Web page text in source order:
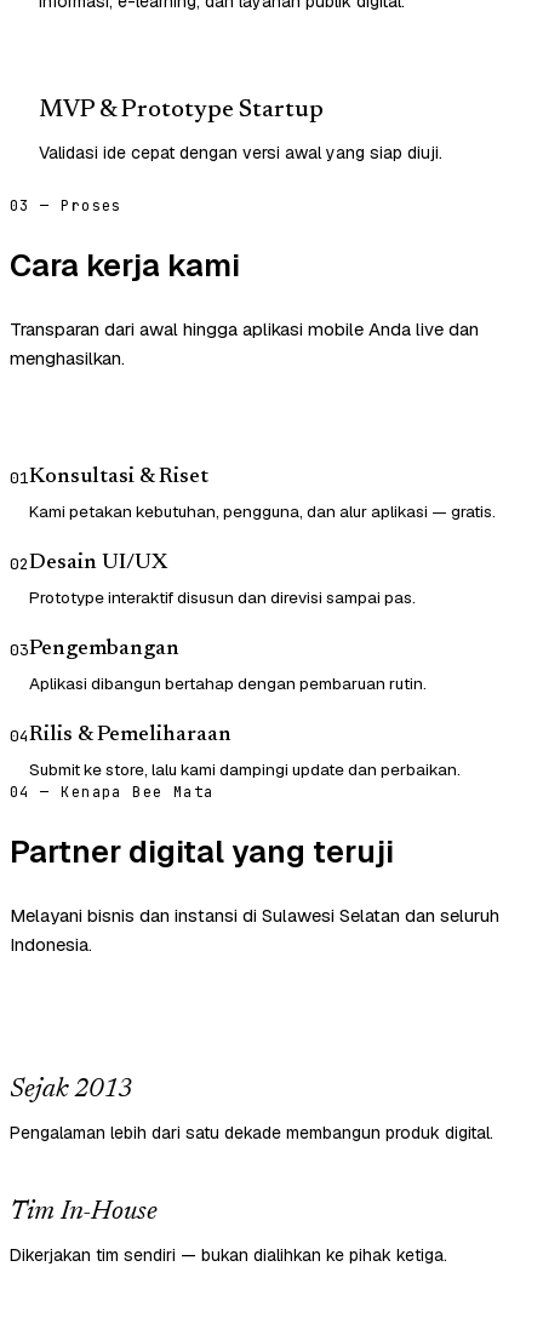
MVP & Prototype Startup
Validasi ide cepat dengan versi awal yang siap diuji.
03 — Proses
Cara kerja kami
Transparan dari awal hingga aplikasi mobile Anda live dan
menghasilkan.
01Konsultasi & Riset
Kami petakan kebutuhan, pengguna, dan alur aplikasi — gratis.
02Desain UI/UX
Prototype interaktif disusun dan direvisi sampai pas.
03Pengembangan
Aplikasi dibangun bertahap dengan pembaruan rutin.
04Rilis & Pemeliharaan
Submit ke store, lalu kami dampingi update dan perbaikan.
04 — Kenapa Bee Mata
Partner digital yang teruji
Melayani bisnis dan instansi di Sulawesi Selatan dan seluruh
Indonesia.
Sejak 2013
Pengalaman lebih dari satu dekade membangun produk digital.
Tim In-House
Dikerjakan tim sendiri — bukan dialihkan ke pihak ketiga.